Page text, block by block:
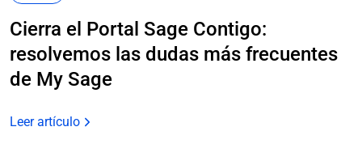
Cierra el Portal Sage Contigo:
resolvemos las dudas más frecuentes
de My Sage
Leer artículo